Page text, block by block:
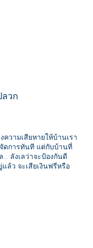
วก
วามเสียหายให้บ้านเรา
ดการทันที แต่กับบ้านที่
... ลังเลว่าจะป้องกันดี
ล้ว จะเสียเงินฟรีหรือ